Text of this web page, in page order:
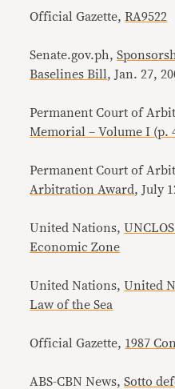
Official Gazette,RA9522
Senate.gov.ph,
Baselines Bill , Jan. 27,
Permanent Court of
Memorial – Volume I (p.
Permanent Court of
Arbitration Award, July
United Nations,
Economic Zone
United Nations,United
Law of the Sea
Official Gazette, 1987
ABS-CBN News,Sotto